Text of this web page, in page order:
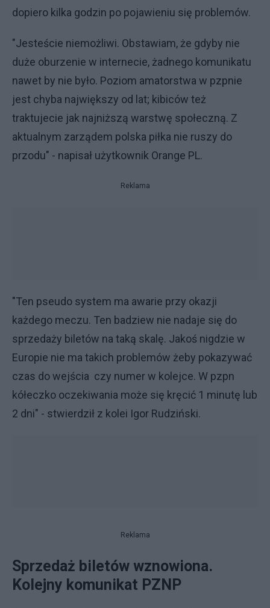
dopiero kilka godzin po pojawieniu się problemów.
"Jesteście niemożliwi. Obstawiam, że gdyby nie
duże oburzenie w internecie, żadnego komunikatu
nawet by nie było. Poziom amatorstwa w pzpnie
jest chyba największy od lat; kibiców też
traktujecie jak najniższą warstwę społeczną. Z
aktualnym zarządem polska piłka nie ruszy do
przodu" - napisał użytkownik Orange PL.
Reklama
"Ten pseudo system ma awarie przy okazji
każdego meczu. Ten badziew nie nadaje się do
sprzedaży biletów na taką skalę. Jakoś nigdzie w
Europie nie ma takich problemów żeby pokazywać
czas do wejścia czy numer w kolejce. W pzpn
kółeczko oczekiwania może się kręcić 1 minutę lub
2 dni" - stwierdził z kolei Igor Rudziński.
Reklama
Sprzedaż biletów wznowiona.
Kolejny komunikat PZNP